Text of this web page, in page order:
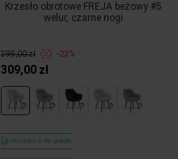
Krzesło obrotowe FREJA beżowy #5
welur, czarne nogi
399,00 zł -23%
309,00 zł
Wysyłka w 48 godzin